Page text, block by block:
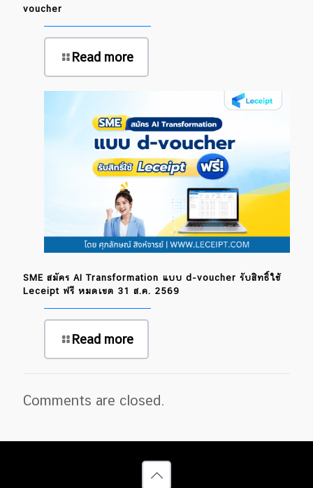
voucher
Read more
SME สมัคร AI Transformation แบบ d-voucher รับสิทธิ์ใช้
Leceipt ฟรี หมดเขต 31 ส.ค. 2569
Read more
Comments are closed.